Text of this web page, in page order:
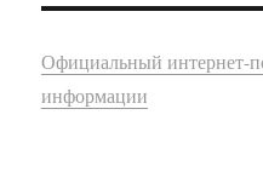
Официальный интернет-
информации